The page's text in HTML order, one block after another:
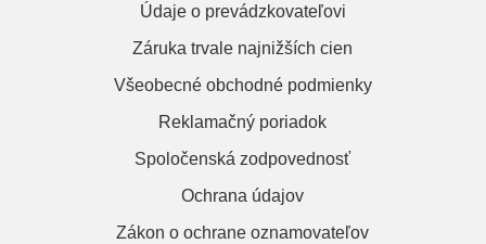
Údaje o prevádzkovateľovi
Záruka trvale najnižších cien
Všeobecné obchodné podmienky
Reklamačný poriadok
Spoločenská zodpovednosť
Ochrana údajov
Zákon o ochrane oznamovateľov